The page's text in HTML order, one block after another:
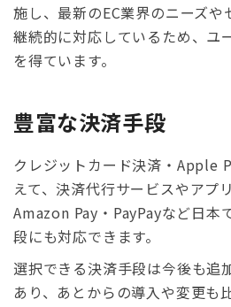
施し、最新のEC業界のニーズや
継続的に対応しているため、ユ
を得ています。
豊富な決済手段
クレジットカード決済・Apple
えて、決済代行サービスやアプ
Amazon Pay・PayPayなど日本
段にも対応できます。
選択できる決済手段は今後も追
あり、あとからの導入や変更も